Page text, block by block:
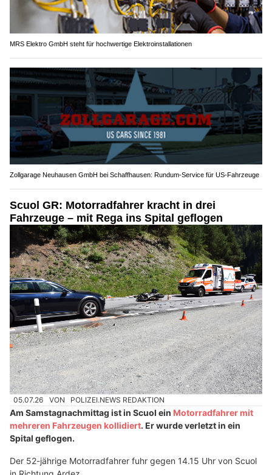
MRS Elektro GmbH steht für hochwertige Elektroinstallationen
Zollgarage Neuhausen GmbH bei Schaffhausen: Rundum-Service für US-Fahrzeuge
Scuol GR: Motorradfahrer kracht in drei
Fahrzeuge – mit Rega ins Spital geflogen
05.07.26 VON POLIZEI.NEWS REDAKTION
Am Samstagnachmittag ist in Scuol ein Motorradfahrer mit
mehreren Fahrzeugen kollidiert. Er wurde verletzt in ein
Spital geflogen.
Der 52-jährige Motorradfahrer fuhr gegen 14.15 Uhr von Scuol